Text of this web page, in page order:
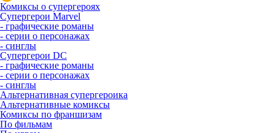
Комиксы о супергероях
Супергерои Marvel
- графические романы
- серии о персонажах
- синглы
Супергерои DC
- графические романы
- серии о персонажах
- синглы
Альтернативная супергероика
Альтернативные комиксы
Комиксы по франшизам
По фильмам